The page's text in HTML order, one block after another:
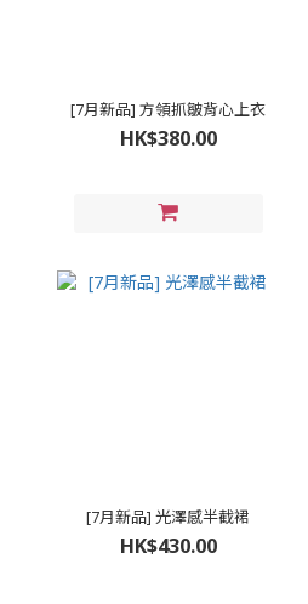
[7月新品] 方領抓皺背心上衣
HK$380.00
[7月新品] 光澤感半截裙
HK$430.00